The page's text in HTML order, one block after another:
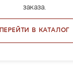
заказа.
ПЕРЕЙТИ В КАТАЛОГ